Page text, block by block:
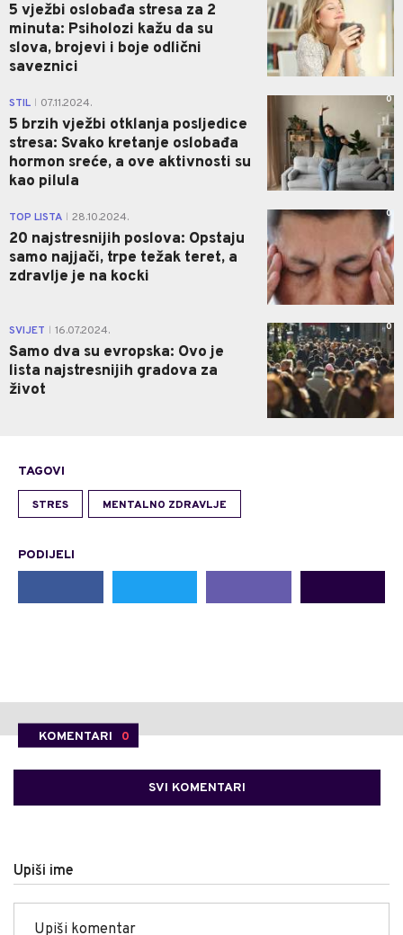
5 vježbi oslobađa stresa za 2
minuta: Psiholozi kažu da su
slova, brojevi i boje odlični
saveznici
STIL 07.11.2024.
5 brzih vježbi otklanja posljedice
stresa: Svako kretanje oslobađa
hormon sreće, a ove aktivnosti su
kao pilula
0
TOP LISTA 28.10.2024.
20 najstresnijih poslova: Opstaju
samo najjači, trpe težak teret, a
zdravlje je na kocki
0
SVIJET 16.07.2024.
Samo dva su evropska: Ovo je
lista najstresnijih gradova za
život
0
TAGOVI
STRES MENTALNO ZDRAVLJE
PODIJELI
KOMENTARI 0
SVI KOMENTARI
Upiši ime